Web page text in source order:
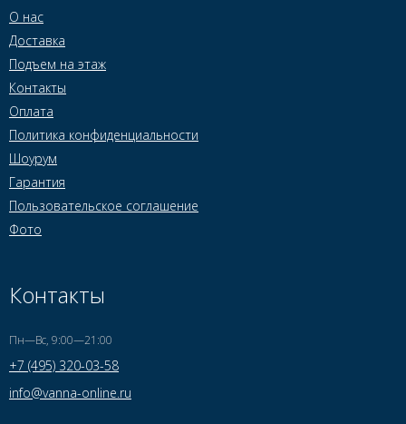
О нас
Доставка
Подъем на этаж
Контакты
Оплата
Политика конфиденциальности
Шоурум
Гарантия
Пользовательское соглашение
Фото
Контакты
Пн—Вс, 9:00—21:00
+7 (495) 320-03-58
info@vanna-online.ru